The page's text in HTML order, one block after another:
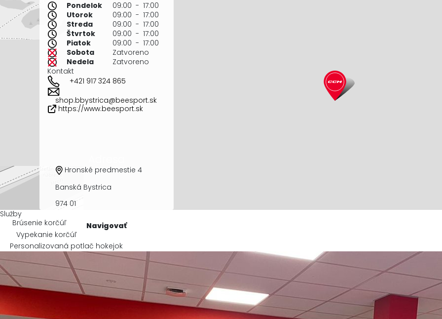
Pondelok
09:00 - 17:00
Utorok
09:00 - 17:00
Streda
09:00 - 17:00
Štvrtok
09:00 - 17:00
Piatok
09:00 - 17:00
Sobota
Zatvoreno
Nedela
Zatvoreno
Kontakt
+421 917 324 865
shop.bbystrica@beesport.sk
https://www.beesport.sk
Hronské predmestie 4
Banská Bystrica
974 01
Navigovať
Služby
Brúsenie korčúľ
Vypekanie korčúľ
Personalizovaná potlač hokejok